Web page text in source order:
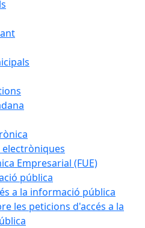
Empresarial (FUE)
pública
a la informació pública
les peticions d'accés a la